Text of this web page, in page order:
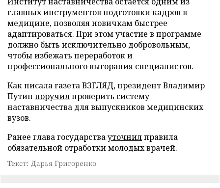
главных инструментов подготовки кадров в
медицине, позволяя новичкам быстрее
адаптироваться. При этом участие в программе
должно быть исключительно добровольным,
чтобы избежать переработок и
профессионального выгорания специалистов.
Как писала газета ВЗГЛЯД, президент Владимир
Путин поручилпроверить систему
наставничества для выпускников медицинских
вузов.
Ранее глава государствауточнилправила
обязательной отработки молодых врачей.
Текст: Дарья Григоренко